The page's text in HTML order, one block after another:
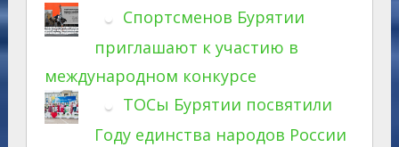
Спортсменов Бурятии
приглашают к участию в
международном конкурсе
ТОСы Бурятии посвятили
Году единства народов России